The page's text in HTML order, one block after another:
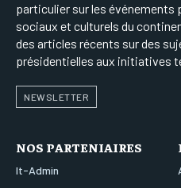
particulier sur les
sociaux et culturels du
des articles récents sur des
présidentielles aux initiatives
NEWSLETTER
NOS PARTENIAIRES
It-Admin